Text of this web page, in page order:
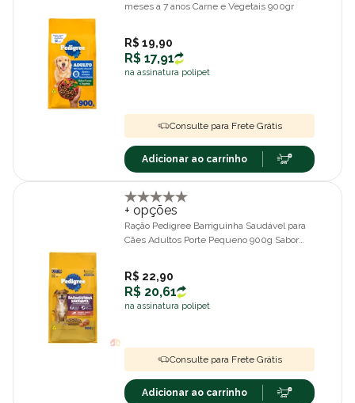
meses a 7 anos Carne e Vegetais 900gr
R$ 19,90
R$ 17,91
na assinatura polipet
Consulte para Frete Grátis
Adicionar ao carrinho
+ opções
Ração Pedigree Barriguinha Saudável para
Cães Adultos Porte Pequeno 900g Sabor
R$ 22,90
R$ 20,61
na assinatura polipet
Consulte para Frete Grátis
Adicionar ao carrinho